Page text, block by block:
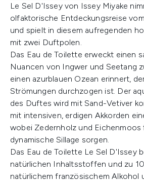
Le Sel D'Issey von Issey Miyake
olfaktorische Entdeckungsreise
und spielt in diesem aufregenden
mit zwei Duftpolen.
Das Eau de Toilette erweckt einen
Nuancen von Ingwer und Seetang
einen azurblauen Ozean erinnert,
Strömungen durchzogen ist. Der
des Duftes wird mit Sand-Vetiver
mit intensiven, erdigen Akkorden
wobei Zedernholz und Eichenmoos
dynamische Sillage sorgen.
Das Eau de Toilette Le Sel D'Issey
natürlichen Inhaltsstoffen und zu
natürlichem französischem Alkohol